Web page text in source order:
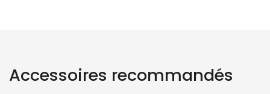
Accessoires recommandés